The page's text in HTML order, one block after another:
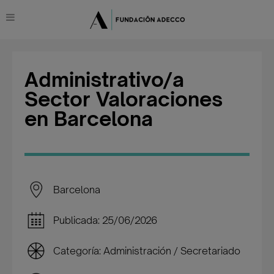
Administrativo/a
Sector Valoraciones
en Barcelona
Barcelona
Publicada: 25/06/2026
Categoría: Administración / Secretariado